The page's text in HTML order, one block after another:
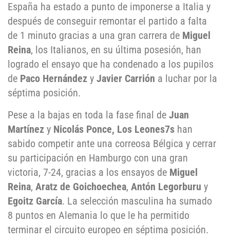
España ha estado a punto de imponerse a Italia y
después de conseguir remontar el partido a falta
de 1 minuto gracias a una gran carrera de Miguel
Reina, los Italianos, en su última posesión, han
logrado el ensayo que ha condenado a los pupilos
de Paco Hernández y Javier Carrión a luchar por la
séptima posición.
Pese a la bajas en toda la fase final de Juan
Martínez y Nicolás Ponce, Los Leones7s han
sabido competir ante una correosa Bélgica y cerrar
su participación en Hamburgo con una gran
victoria, 7-24, gracias a los ensayos de Miguel
Reina, Aratz de Goichoechea, Antón Legorburu y
Egoitz García. La selección masculina ha sumado
8 puntos en Alemania lo que le ha permitido
terminar el circuito europeo en séptima posición.